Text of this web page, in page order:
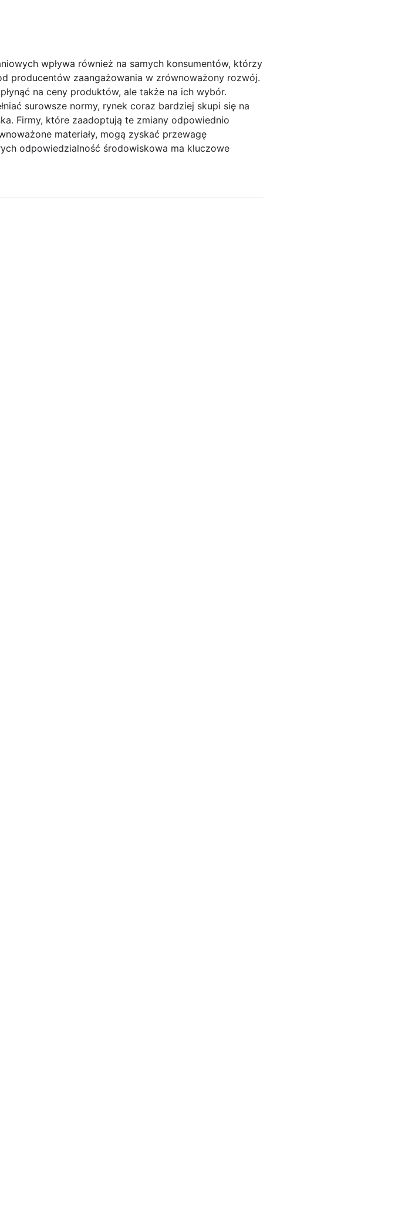
wpływa również na samych konsumentów, którzy
producentów zaangażowania w zrównoważony rozwój.
na ceny produktów, ale także na ich wybór.
surowsze normy, rynek coraz bardziej skupi się na
Firmy, które zaadoptują te zmiany odpowiednio
materiały, mogą zyskać przewagę
odpowiedzialność środowiskowa ma kluczowe